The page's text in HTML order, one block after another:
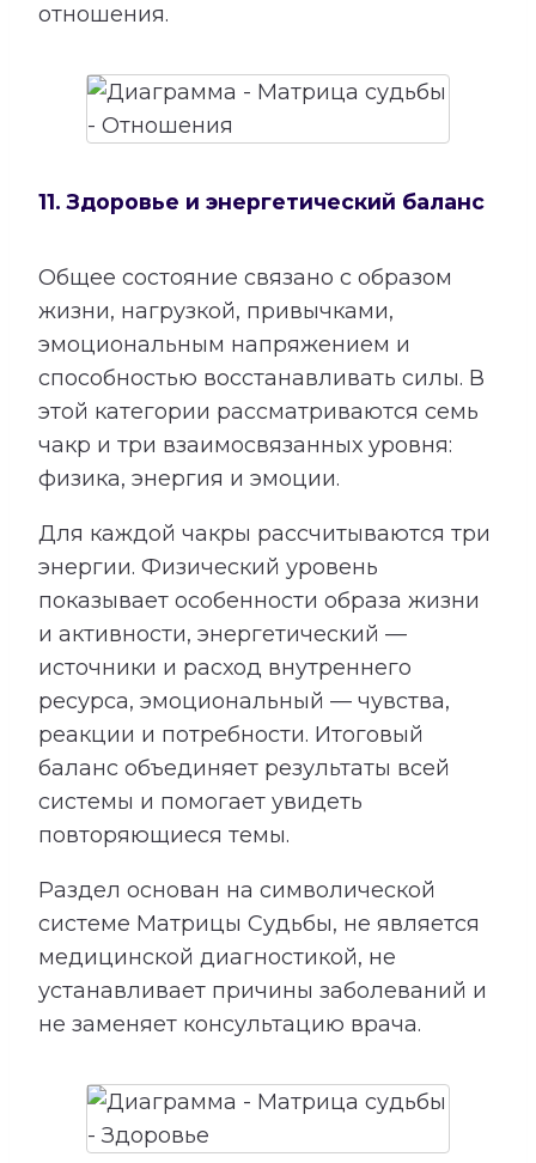
отношения.
11. Здоровье и энергетический баланс
Общее состояние связано с образом
жизни, нагрузкой, привычками,
эмоциональным напряжением и
способностью восстанавливать силы. В
этой категории рассматриваются семь
чакр и три взаимосвязанных уровня:
физика, энергия и эмоции.
Для каждой чакры рассчитываются три
энергии. Физический уровень
показывает особенности образа жизни
и активности, энергетический —
источники и расход внутреннего
ресурса, эмоциональный — чувства,
реакции и потребности. Итоговый
баланс объединяет результаты всей
системы и помогает увидеть
повторяющиеся темы.
Раздел основан на символической
системе Матрицы Судьбы, не является
медицинской диагностикой, не
устанавливает причины заболеваний и
не заменяет консультацию врача.